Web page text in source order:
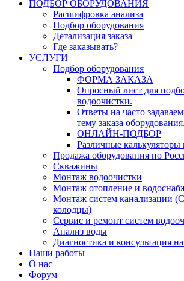
ПОДБОР ОБОРУДОВАНИЯ
Расшифровка анализа
Подбор оборудования
Детализация заказа
Где заказывать?
УСЛУГИ
Подбор оборудования
ФОРМА ЗАКАЗА
Опросный лист для
водоочистки.
Ответы на часто
тему заказа
ОНЛАЙН-ПОДБОР
Различные
Продажа оборудования по
Скважины
Монтаж водоочистки
Монтаж отопление и
Монтаж систем канализации
колодцы)
Сервис и ремонт систем
Анализ воды
Диагностика и консультация
Наши работы
О нас
Форум